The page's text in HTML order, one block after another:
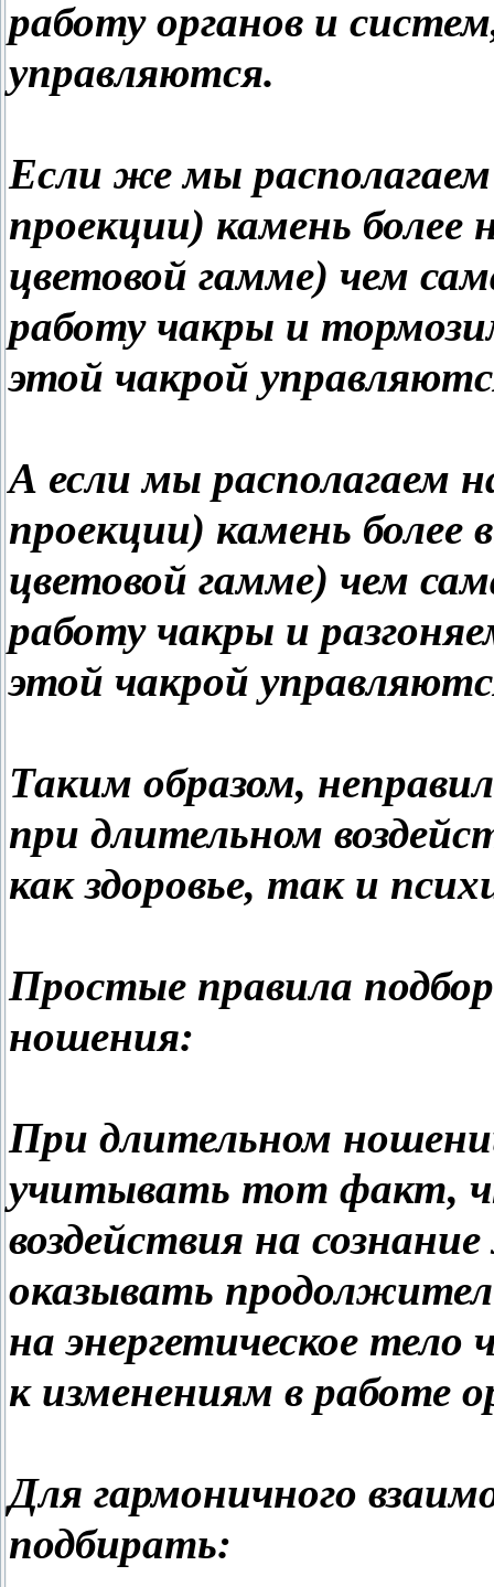
работу органов и
управляются.
Если же мы располагаем
проекции) камень
цветовой гамме) чем
работу чакры и
этой чакрой
А если мы располагаем
проекции) камень
цветовой гамме) чем
работу чакры и
этой чакрой
Таким образом,
при длительном
как здоровье, так и
Простые правила
ношения:
При длительном
учитывать тот факт,
воздействия на
оказывать
на энергетическое
к изменениям в работе
Для гармоничного
подбирать: